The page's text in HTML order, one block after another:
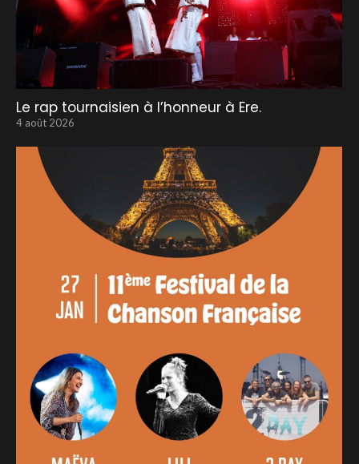
Le rap tournaisien à l’honneur à Ere.
4 août 2026